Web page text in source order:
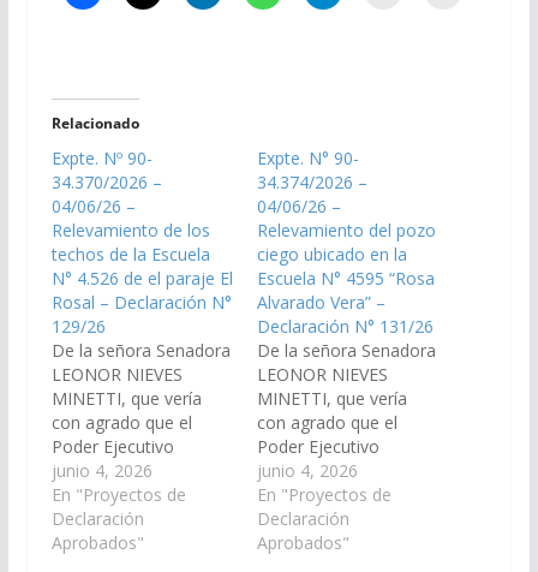
Relacionado
Expte. Nº 90-
34.370/2026 –
04/06/26 –
Relevamiento de los
techos de la Escuela
N° 4.526 de el paraje El
Rosal – Declaración N°
129/26
De la señora Senadora
LEONOR NIEVES
MINETTI, que vería
con agrado que el
Poder Ejecutivo
Provincial, a través del
Ministerio de
Educación y Cultura, y
de la Secretaría de
junio 4, 2026
En "Proyectos de
Declaración
Aprobados"
Expte. N° 90-
34.374/2026 –
04/06/26 –
Relevamiento del pozo
ciego ubicado en la
Escuela N° 4595 “Rosa
Alvarado Vera” –
Declaración N° 131/26
De la señora Senadora
LEONOR NIEVES
MINETTI, que vería
con agrado que el
Poder Ejecutivo
Provincial, a través del
Ministerio de
Educación y Cultura y
de la Secretaría de
junio 4, 2026
En "Proyectos de
Declaración
Aprobados"